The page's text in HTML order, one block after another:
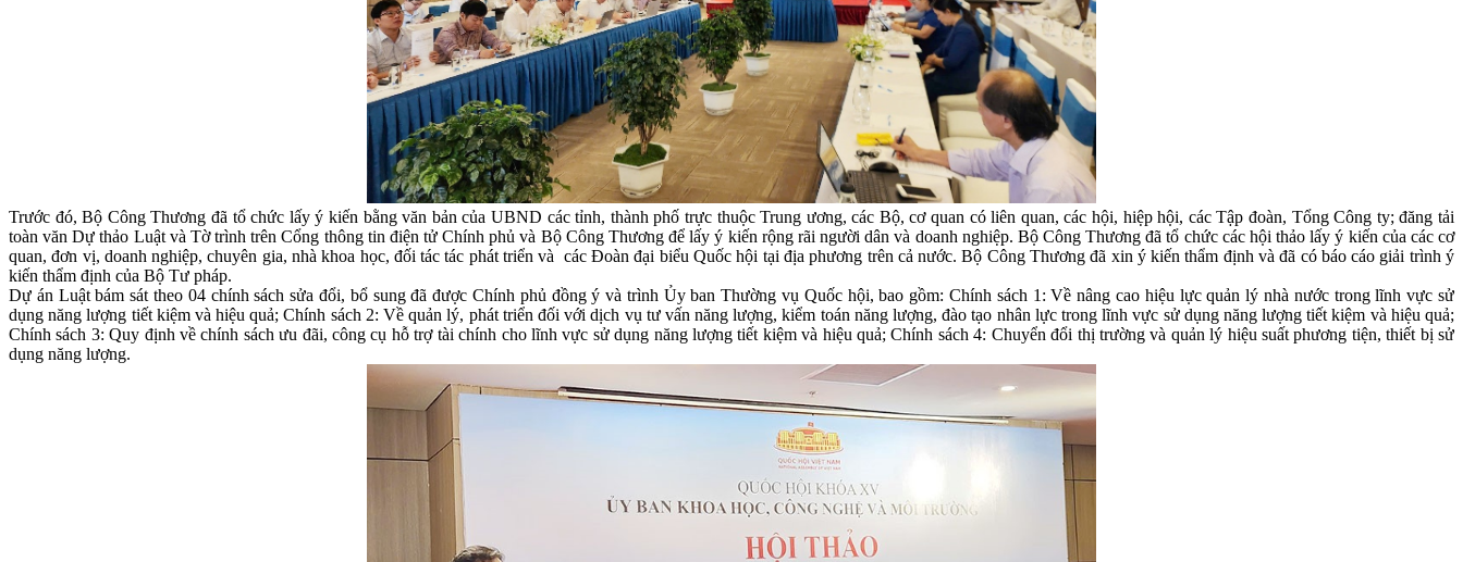
Trước đó, Bộ Công Thương đã tổ chức lấy ý kiến bằng văn bản của UBND các tỉnh, thành phố trực thuộc Trung ương, các Bộ, cơ quan có liên quan, các hội, hiệp hội, các Tập đoàn, Tổng Công ty; đăng tải
toàn văn Dự thảo Luật và Tờ trình trên Cổng thông tin điện tử Chính phủ và Bộ Công Thương để lấy ý kiến rộng rãi người dân và doanh nghiệp. Bộ Công Thương đã tổ chức các hội thảo lấy ý kiến của các cơ
quan, đơn vị, doanh nghiệp, chuyên gia, nhà khoa học, đối tác tác phát triển và các Đoàn đại biểu Quốc hội tại địa phương trên cả nước. Bộ Công Thương đã xin ý kiến thẩm định và đã có báo cáo giải trình ý
kiến thẩm định của Bộ Tư pháp.
Dự án Luật bám sát theo 04 chính sách sửa đổi, bổ sung đã được Chính phủ đồng ý và trình Ủy ban Thường vụ Quốc hội, bao gồm: Chính sách 1: Về nâng cao hiệu lực quản lý nhà nước trong lĩnh vực sử
dụng năng lượng tiết kiệm và hiệu quả; Chính sách 2: Về quản lý, phát triển đối với dịch vụ tư vấn năng lượng, kiểm toán năng lượng, đào tạo nhân lực trong lĩnh vực sử dụng năng lượng tiết kiệm và hiệu quả;
Chính sách 3: Quy định về chính sách ưu đãi, công cụ hỗ trợ tài chính cho lĩnh vực sử dụng năng lượng tiết kiệm và hiệu quả; Chính sách 4: Chuyển đổi thị trường và quản lý hiệu suất phương tiện, thiết bị sử
dụng năng lượng.